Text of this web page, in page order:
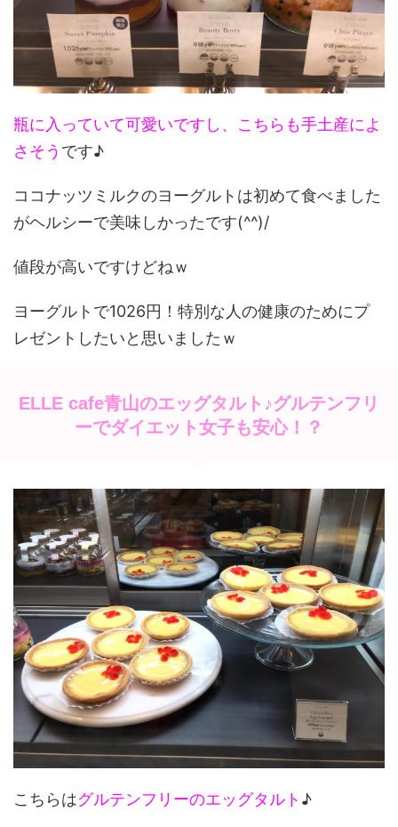
瓶に入っていて可愛いですし、こちらも手土産によ
さそう です♪
ココナッツミルクのヨーグルトは初めて食べました
がヘルシーで美味しかったです(^^)/
値段が高いですけどねｗ
ヨーグルトで1026円！特別な人の健康のためにプ
レゼントしたいと思いましたｗ
ELLE cafe青山のエッグタルト♪グルテンフリ
ーでダイエット女子も安心！？
こちらはグルテンフリーのエッグタルト ♪